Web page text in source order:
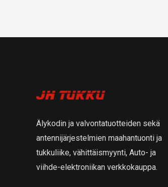
Älykodin ja valvontatuotteiden sekä
antennijärjestelmien maahantuonti ja
tukkuliike, vähittäismyynti, Auto- ja
viihde-elektroniikan verkkokauppa.